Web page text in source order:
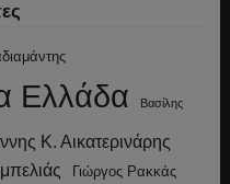
Ελλάδα Βασίλης
Κ. Αικατερινάρης
Γιώργος Ρακκάς